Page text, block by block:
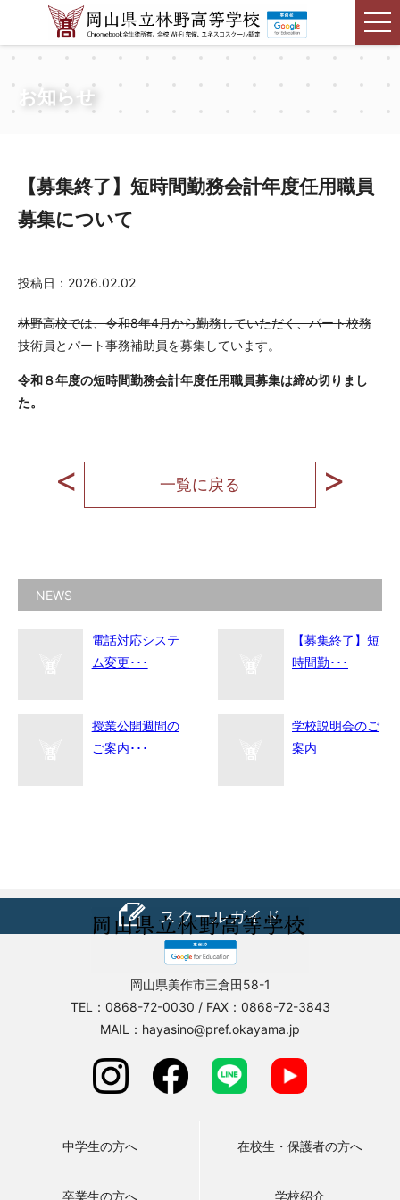
お知らせ
【募集終了】短時間勤務会計年度任用職員
募集について
投稿日：2026.02.02
林野高校では、令和8年4月から勤務していただく、パート校務
技術員とパート事務補助員を募集しています。
令和８年度の短時間勤務会計年度任用職員募集は締め切りまし
た。
一覧に戻る
NEWS
電話対応システ
ム変更･･･
【募集終了】短
時間勤･･･
授業公開週間の
ご案内･･･
学校説明会のご
案内
スクールガイド
岡山県美作市三倉田58-1
TEL：0868-72-0030 / FAX：0868-72-3843
MAIL：hayasino@pref.okayama.jp
中学生の方へ 在校生・保護者の方へ
卒業生の方へ 学校紹介